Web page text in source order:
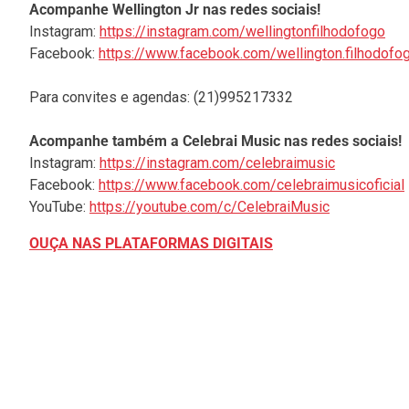
Acompanhe Wellington Jr nas redes sociais!
Instagram: https://instagram.com/wellingtonfilhodofogo
Facebook: https://www.facebook.com/
Para convites e agendas: (21)995217332
Acompanhe também a Celebrai Music nas redes sociais!
Instagram: https://instagram.com/celebraimusic
Facebook: https://www.facebook.com/celebraimusicoficial
YouTube: https://youtube.com/c/CelebraiMusic
OUÇA NAS PLATAFORMAS DIGITAIS